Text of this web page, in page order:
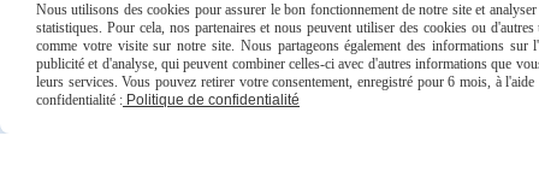
Nous utilisons des cookies pour assurer le bon fonctionnement de notre site et
statistiques. Pour cela, nos partenaires et nous peuvent utiliser des cookies ou
comme votre visite sur notre site. Nous partageons également des informations
publicité et d'analyse, qui peuvent combiner celles-ci avec d'autres informations que
leurs services. Vous pouvez retirer votre consentement, enregistré pour 6 mois, à
confidentialité : Politique de confidentialité